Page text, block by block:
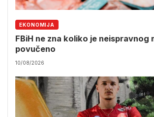
EKONOMIJA
FBiH ne zna koliko je neispravnog
povučeno
10/08/2026